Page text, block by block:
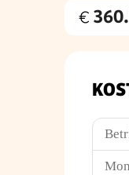
Kaufpreis